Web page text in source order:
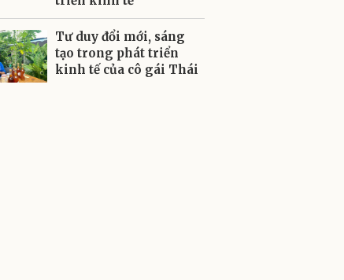
Tư duy đổi mới, sáng
tạo trong phát triển
kinh tế của cô gái Thái